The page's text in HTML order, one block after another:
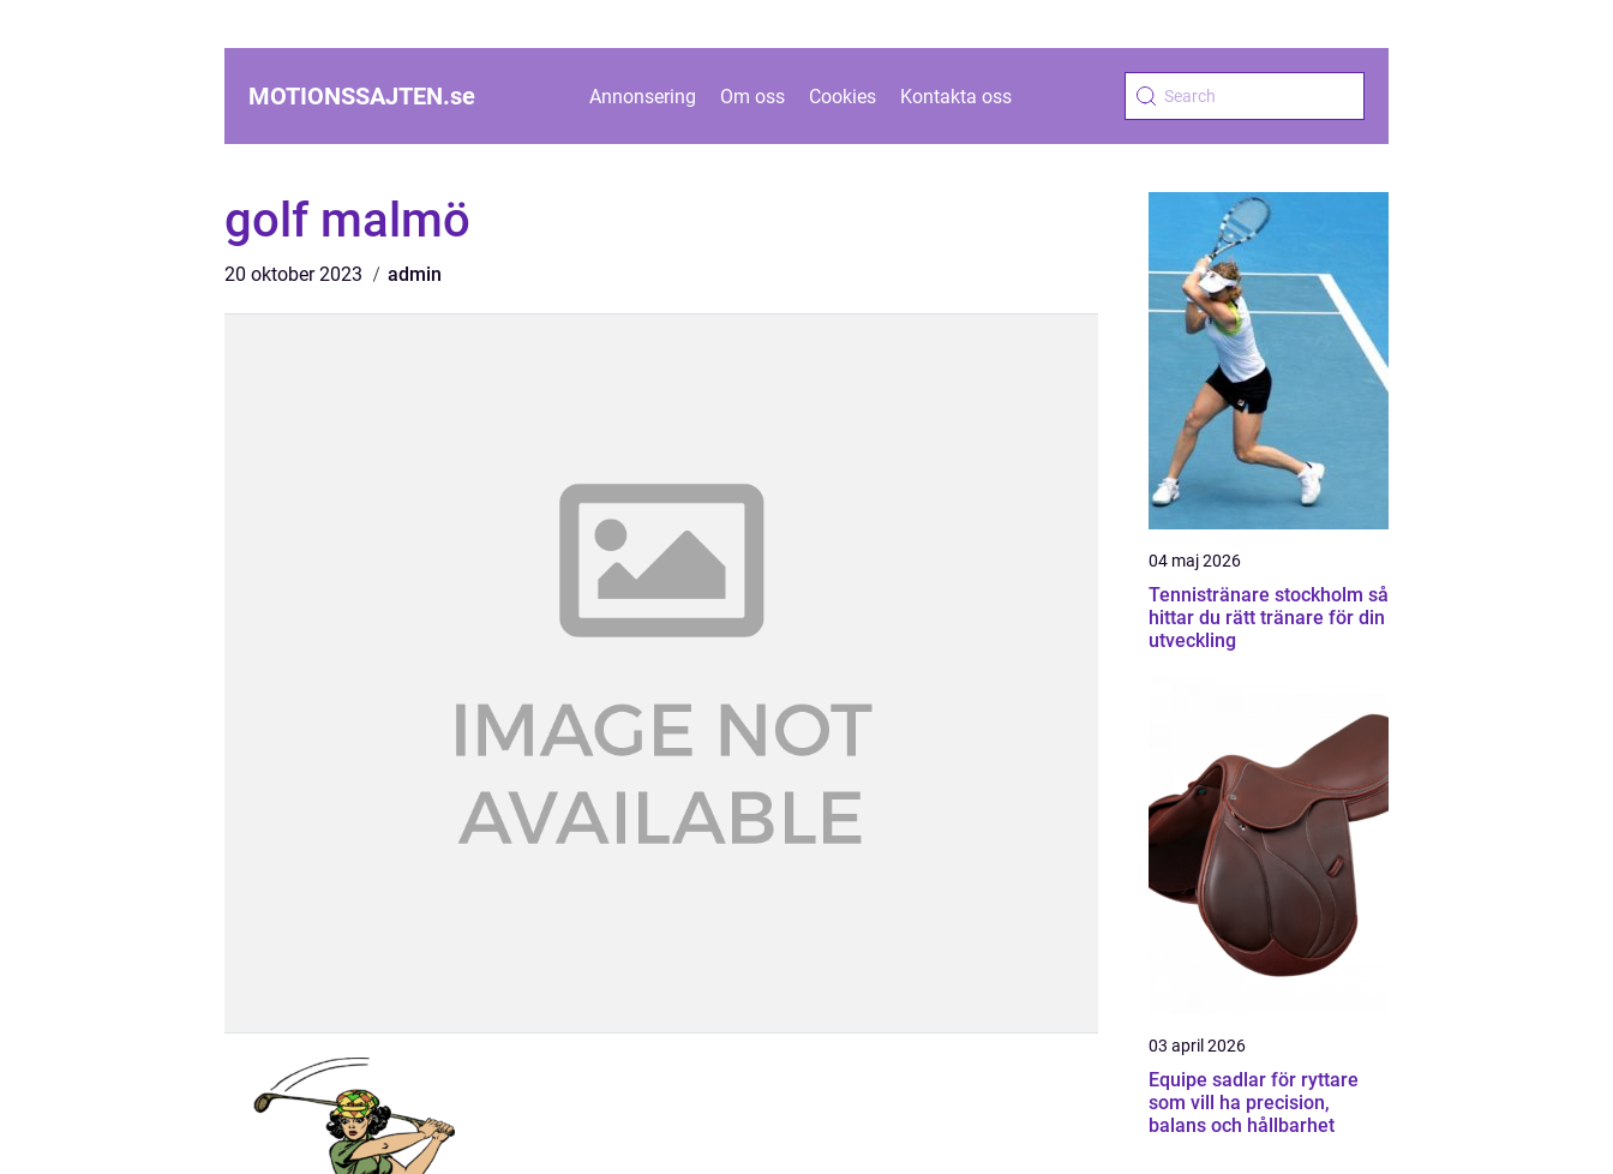
MOTIONSSAJTEN.se Annonsering Om oss Cookies Kontakta oss
golf malmö
20 oktober 2023 admin
04 maj 2026
Tennistränare stockholm så
hittar du rätt tränare för din
utveckling
03 april 2026
Equipe sadlar för ryttare
som vill ha precision,
balans och hållbarhet